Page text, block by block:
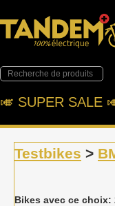
🎺︎ SUPER SALE
Testbikes >
Bikes avec ce choix: